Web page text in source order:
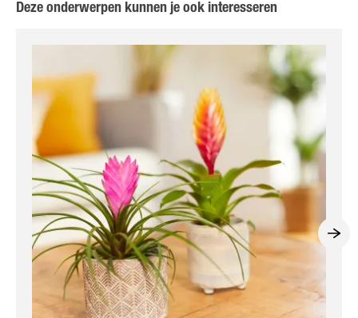
Deze onderwerpen kunnen je ook interesseren